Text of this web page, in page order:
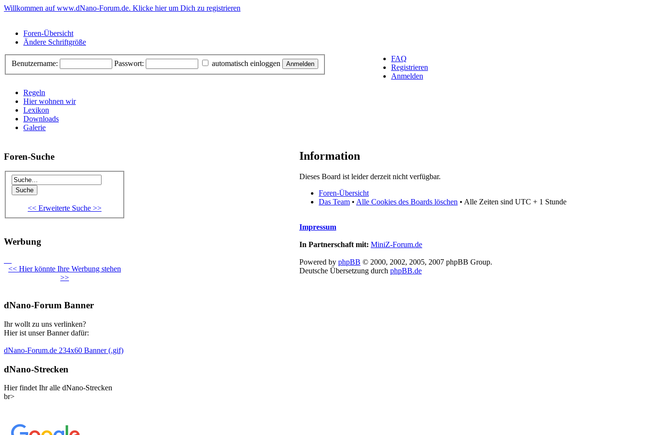
Willkommen auf www.dNano-Forum.de. Klicke hier um Dich zu registrieren
Foren-Übersicht
Ändere Schriftgröße
Benutzername: Passwort: automatisch einloggen
FAQ
Registrieren
Anmelden
Regeln
Hier wohnen wir
Lexikon
Downloads
Galerie
Foren-Suche
<< Erweiterte Suche >>
Werbung
<< Hier könnte Ihre Werbung stehen
>>
dNano-Forum Banner
Ihr wollt zu uns verlinken?
Hier ist unser Banner dafür:
dNano-Forum.de 234x60 Banner (.gif)
dNano-Strecken
Hier findet Ihr alle dNano-Strecken
br>
Information
Dieses Board ist leider derzeit nicht verfügbar.
Foren-Übersicht
Das Team • Alle Cookies des Boards löschen • Alle Zeiten sind UTC + 1 Stunde
Impressum
In Partnerschaft mit: MiniZ-Forum.de
Powered by phpBB © 2000, 2002, 2005, 2007 phpBB Group.
Deutsche Übersetzung durch phpBB.de